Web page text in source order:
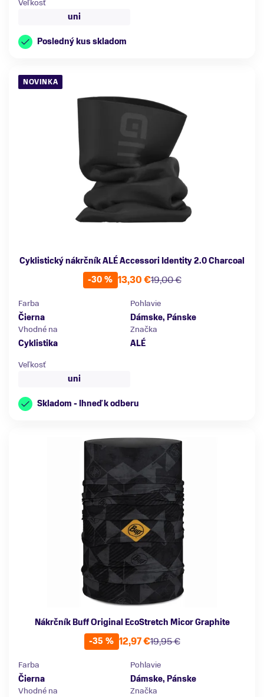
Veľkosť
uni
Posledný kus skladom
NOVINKA
Cyklistický nákrčník ALÉ Accessori Identity 2.0 Charcoal
-30 %
19,00 €
13,30 €
Farba
Čierna
Pohlavie
Dámske, Pánske
Vhodné na
Cyklistika
Značka
ALÉ
Veľkosť
uni
Skladom - Ihneď k odberu
Nákrčník Buff Original EcoStretch Micor Graphite
-35 %
19,95 €
12,97 €
Farba
Čierna
Pohlavie
Dámske, Pánske
Vhodné na
Značka